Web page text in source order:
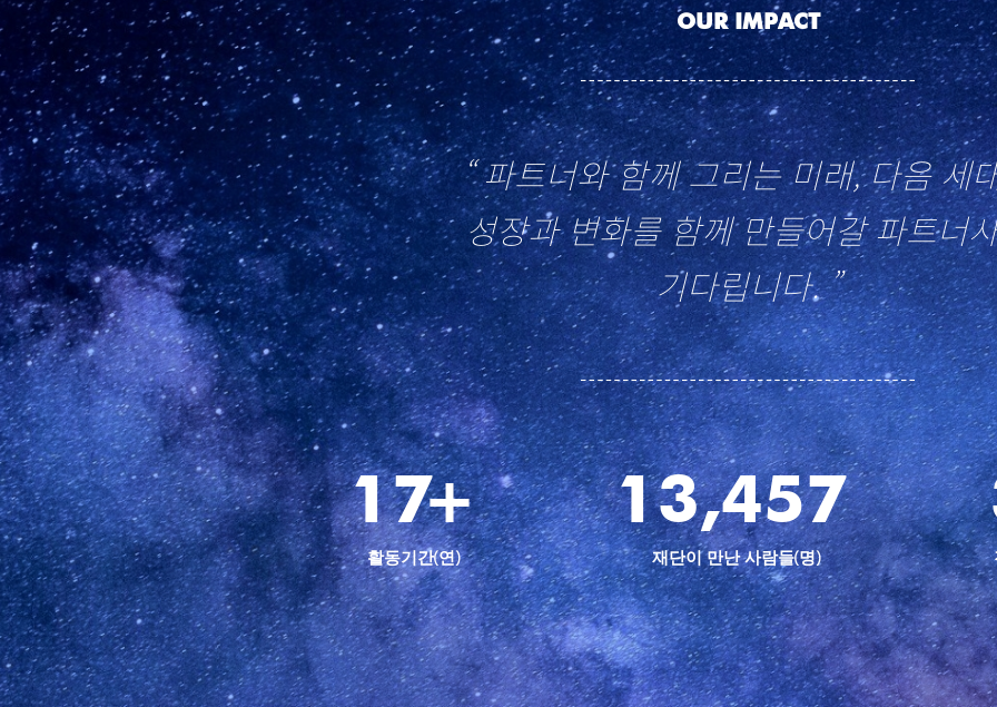
OUR IMPACT
“ 파트너와 함께 그리는 미래, 다음 세
성장과 변화를 함께 만들어갈 파트너
기다립니다. ”
20
활동기간(연)
15,832
재단이 만난 사람들(명)